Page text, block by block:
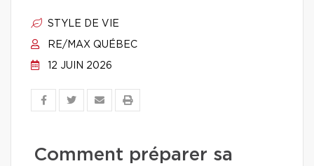
STYLE DE VIE
RE/MAX QUÉBEC
12 JUIN 2026
Comment préparer sa